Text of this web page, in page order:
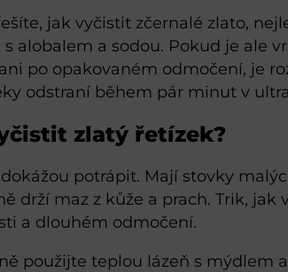
jak vyčistit zčernalé zlato,
alobalem a sodou. Pokud je ale
po opakovaném odmočení, je
odstraní během pár minut v
zlatý řetízek?
potrápit. Mají stovky
drží maz z kůže a prach. Trik, jak
a dlouhém odmočení.
použijte teplou lázeň s mýdlem